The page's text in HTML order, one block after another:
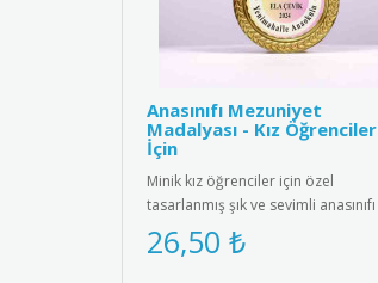
Anasınıfı Mezuniyet
Madalyası - Kız Öğrenciler
İçin
Minik kız öğrenciler için özel
tasarlanmış şık ve sevimli anasınıfı
mezuniyet madalyası. Kaliteli me..
26,50 ₺